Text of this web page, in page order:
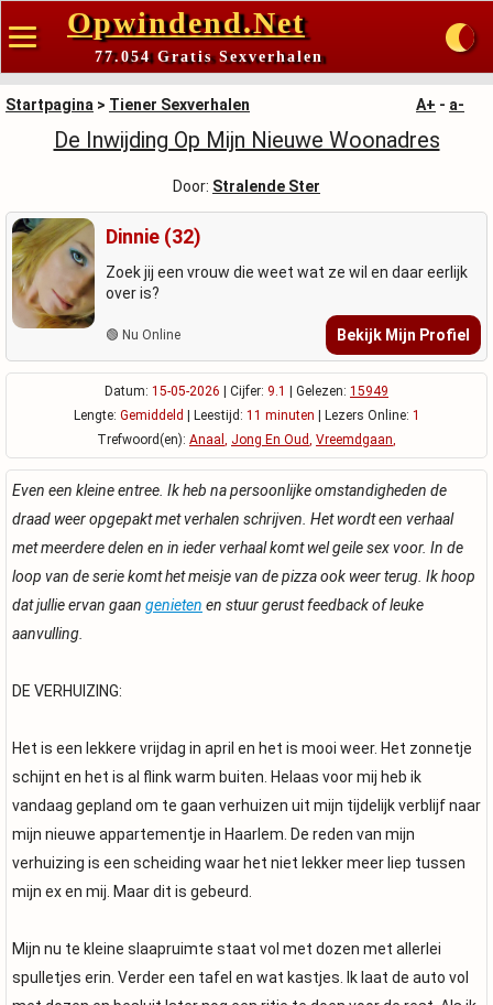
Opwindend.Net
77.054 Gratis Sexverhalen
Startpagina > Tiener Sexverhalen A+ - a-
De Inwijding Op Mijn Nieuwe Woonadres
Door: Stralende Ster
Dinnie (32)
Zoek jij een vrouw die weet wat ze wil en daar eerlijk
over is?
🟢 Nu Online Bekijk Mijn Profiel
Datum: 15-05-2026 | Cijfer: 9.1 | Gelezen: 15949
Lengte: Gemiddeld | Leestijd: 11 minuten | Lezers Online: 1
Trefwoord(en): Anaal , Jong En Oud, Vreemdgaan,
Even een kleine entree. Ik heb na persoonlijke omstandigheden de
draad weer opgepakt met verhalen schrijven. Het wordt een verhaal
met meerdere delen en in ieder verhaal komt wel geile sex voor. In de
loop van de serie komt het meisje van de pizza ook weer terug. Ik hoop
dat jullie ervan gaan genieten en stuur gerust feedback of leuke
aanvulling.
DE VERHUIZING:
Het is een lekkere vrijdag in april en het is mooi weer. Het zonnetje
schijnt en het is al flink warm buiten. Helaas voor mij heb ik
vandaag gepland om te gaan verhuizen uit mijn tijdelijk verblijf naar
mijn nieuwe appartementje in Haarlem. De reden van mijn
verhuizing is een scheiding waar het niet lekker meer liep tussen
mijn ex en mij. Maar dit is gebeurd.
Mijn nu te kleine slaapruimte staat vol met dozen met allerlei
spulletjes erin. Verder een tafel en wat kastjes. Ik laat de auto vol